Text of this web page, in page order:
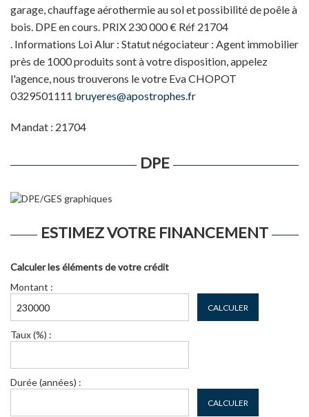
garage, chauffage aérothermie au sol et possibilité de poêle à
bois. DPE en cours. PRIX 230 000 € Réf 21704
. Informations Loi Alur : Statut négociateur : Agent immobilier
près de 1000 produits sont à votre disposition, appelez
l'agence, nous trouverons le votre Eva CHOPOT
0329501111 bruyeres@apostrophes.fr
Mandat : 21704
DPE
ESTIMEZ VOTRE FINANCEMENT
Calculer les éléments de votre crédit
Montant :
CALCULER
Taux (%) :
Durée (années) :
CALCULER